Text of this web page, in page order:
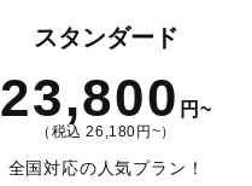
スタンダード
23,800 円~
（税込 26,180円~）
全国対応の人気プラン！